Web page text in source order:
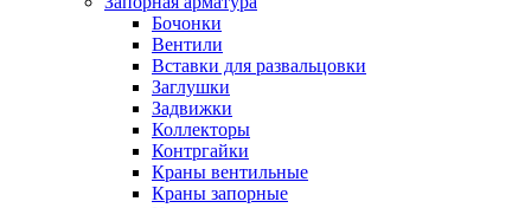
Бочонки
Вентили
Вставки для развальцовки
Заглушки
Задвижки
Коллекторы
Контргайки
Краны вентильные
Краны запорные